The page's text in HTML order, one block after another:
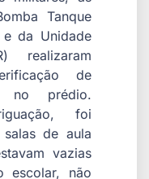
Tanque
e da Unidade
realizaram
de
no prédio.
foi
de aula
vazias
escolar, não